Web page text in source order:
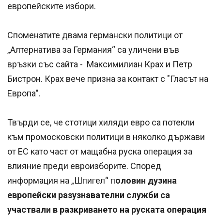
европейските избори.
Споменатите двама германски политици от
„Алтернатива за Германия“ са уличени във
връзки със сайта - Максимилиан Крах и Петр
Бистрон. Крах вече призна за контакт с "Гласът на
Европа".
Твърди се, че стотици хиляди евро са потекли
към промосковски политици в няколко държави
от ЕС като част от мащабна руска операция за
влияние преди евроизборите. Според
информация на „Шпигел“ половин дузина
европейски разузнавателни служби са
участвали в разкриването на руската операция